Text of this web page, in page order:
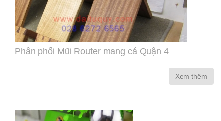
Phân phối Mũi Router mang cá Quận 4
Xem thêm